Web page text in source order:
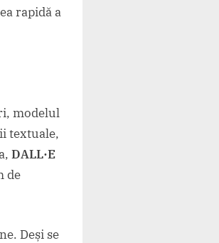
rapidă a
modelul
textuale,
DALL·E
de
Deși se